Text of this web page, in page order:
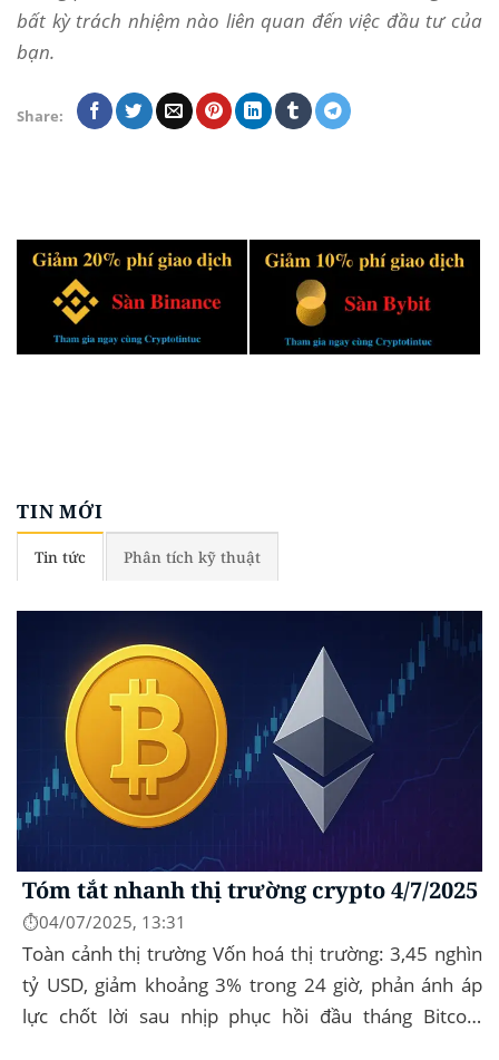
bất kỳ trách nhiệm nào liên quan đến việc đầu tư của
bạn.
Share:
TIN MỚI
Tin tức Phân tích kỹ thuật
Tóm tắt nhanh thị trường crypto 4/7/2025
⏱️04/07/2025, 13:31
Toàn cảnh thị trường Vốn hoá thị trường: 3,45 nghìn
tỷ USD, giảm khoảng 3% trong 24 giờ, phản ánh áp
lực chốt lời sau nhịp phục hồi đầu tháng‍ Bitcoin